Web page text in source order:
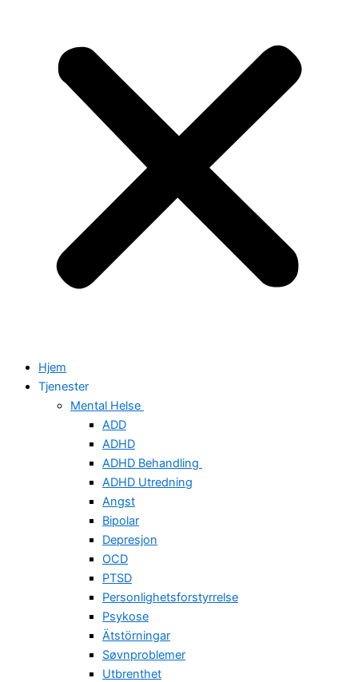
Hjem
Tjenester
Mental Helse
ADD
ADHD
ADHD Behandling
ADHD Utredning
Angst
Bipolar
Depresjon
OCD
PTSD
Personlighetsforstyrrelse
Psykose
Ätstörningar
Søvnproblemer
Utbrenthet